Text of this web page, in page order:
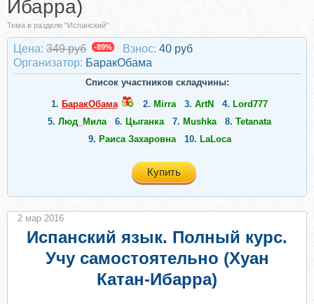
Ибарра)
Тема в разделе "Испанский"
Цена: 349 руб -89% Взнос: 40 руб
Организатор: БаракОбама
Список участников складчины:
1. БаракОбама 2. Mirra 3. ArtN 4. Lord777
5. Люд_Мила 6. Цыганка 7. Mushka 8. Tetanata
9. Раиса Захаровна 10. LaLoca
Купить
Испанский язык. Полный курс.
Учу самостоятельно (Хуан
Катан-Ибарра)
2 мар 2016